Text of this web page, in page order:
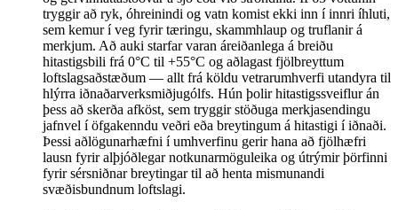
tryggir að ryk, óhreinindi og vatn komist ekki inn í innri íhluti,
sem kemur í veg fyrir tæringu, skammhlaup og truflanir á
merkjum. Að auki starfar varan áreiðanlega á breiðu
hitastigsbili frá 0°C til +55°C og aðlagast fjölbreyttum
loftslagsaðstæðum — allt frá köldu vetrarumhverfi utandyra til
hlýrra iðnaðarverksmiðjugólfs. Hún þolir hitastigssveiflur án
þess að skerða afköst, sem tryggir stöðuga merkjasendingu
jafnvel í öfgakenndu veðri eða breytingum á hitastigi í iðnaði.
Þessi aðlögunarhæfni í umhverfinu gerir hana að fjölhæfri
lausn fyrir alþjóðlegar notkunarmöguleika og útrýmir þörfinni
fyrir sérsniðnar breytingar til að henta mismunandi
svæðisbundnum loftslagi.